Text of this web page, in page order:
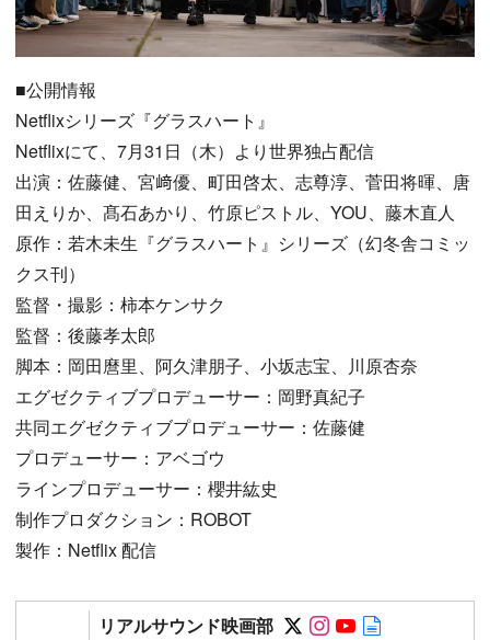
■公開情報
Netflixシリーズ『グラスハート』
Netflixにて、7月31日（木）より世界独占配信
出演：佐藤健、宮﨑優、町田啓太、志尊淳、菅田将暉、唐
田えりか、髙石あかり、竹原ピストル、YOU、藤木直人
原作：若木未生『グラスハート』シリーズ（幻冬舎コミッ
クス刊）
監督・撮影：柿本ケンサク
監督：後藤孝太郎
脚本：岡田麿里、阿久津朋子、小坂志宝、川原杏奈
エグゼクティブプロデューサー：岡野真紀子
共同エグゼクティブプロデューサー：佐藤健
プロデューサー：アベゴウ
ラインプロデューサー：櫻井紘史
制作プロダクション：ROBOT
製作：Netflix 配信
リアルサウンド映画部 Follow on SNS
Follow on SNS
Follow on